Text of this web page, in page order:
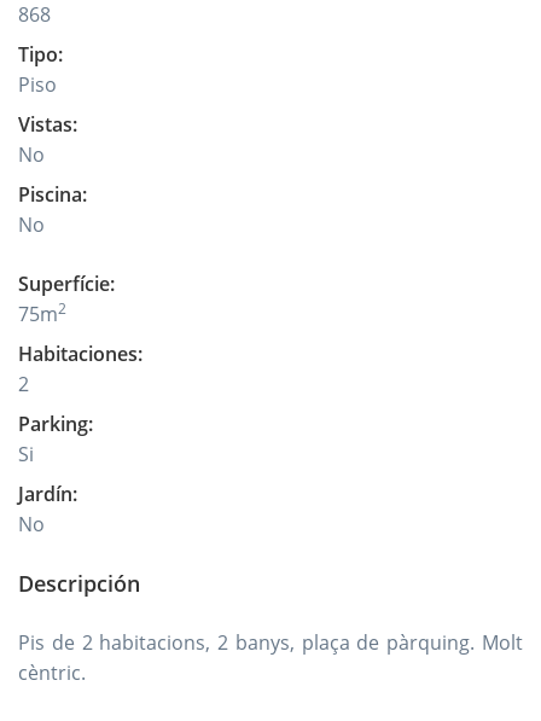
868
Tipo:
Piso
Vistas:
No
Piscina:
No
Superfície:
75m2
Habitaciones:
2
Parking:
Si
Jardín:
No
Descripción
Pis de 2 habitacions, 2 banys, plaça de pàrquing. Molt
cèntric.